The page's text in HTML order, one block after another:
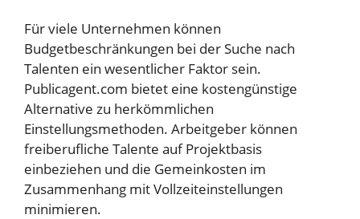
Für viele Unternehmen können
Budgetbeschränkungen bei der Suche nach
Talenten ein wesentlicher Faktor sein.
Publicagent.com bietet eine kostengünstige
Alternative zu herkömmlichen
Einstellungsmethoden. Arbeitgeber können
freiberufliche Talente auf Projektbasis
einbeziehen und die Gemeinkosten im
Zusammenhang mit Vollzeiteinstellungen
minimieren.